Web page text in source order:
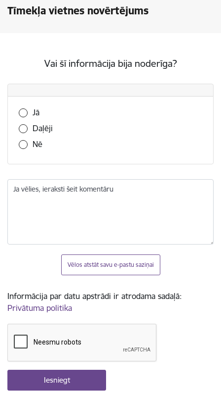
Tīmekļa vietnes novērtējums
Vai šī informācija bija noderīga?
Vai šī informācija bija noderīga?
Jā
Daļēji
Nē
Ja vēlies, ieraksti šeit komentāru
Vēlos atstāt savu e-pastu saziņai
Informācija par datu apstrādi ir atrodama sadaļā:
Privātuma politika